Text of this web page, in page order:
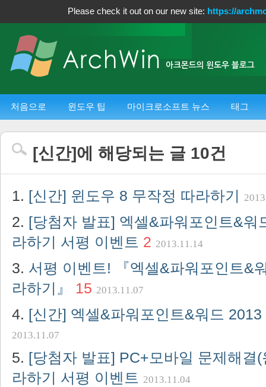
Please check it out on our new site: https://
처음으로 윈도우 팁 마이크로소프트 뉴스 태그
[신간]에 해당되는 글 10건
[신간] 윈도우 8 무작정 따라하기
[당첨자 발표] 엑셀&파워포인트&워
라하기 서평 이벤트 2 2013.11.14
서평 이벤트! 『엑셀&파워포인트&
라하기』 15 2013.11.07
[신간] 엑셀&파워포인트&워드
2013.11.07
[당첨자 발표] PC+모바일 문제해결
라하기 서평 이벤트 2013.11.04